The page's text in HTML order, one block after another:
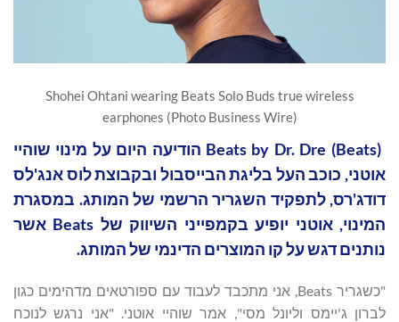
Shohei Ohtani wearing Beats Solo Buds true wireless
earphones (Photo Business Wire)
‏ Beats by Dr. Dre (Beats) הודיעה היום על מינוי שוהיי
אוטני, כוכב העל בליגת הבייסבול ובקבוצת לוס אנג'לס
דודג'רס, לתפקיד השגריר הרשמי של המותג. במסגרת
המינוי, אוטני יופיע בקמפייני השיווק של Beats אשר
נותנים דגש על קו המוצרים הדינמי של המותג.
"כשגריר Beats, אני מתכבד לעבוד עם ספורטאים מדהימים כגון
לברון ג'יימס וליונל מסי", אמר שוהיי אוטני. "אני נרגש לנוכח